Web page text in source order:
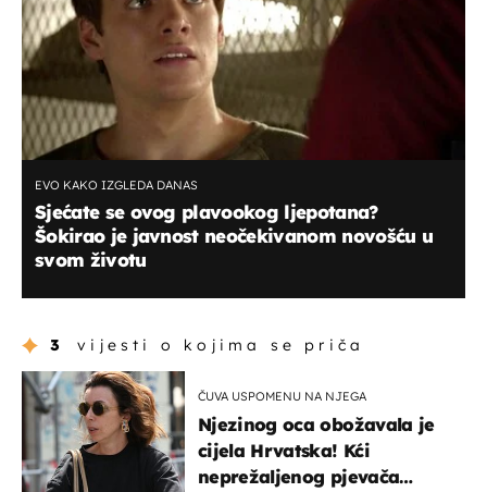
EVO KAKO IZGLEDA DANAS
Sjećate se ovog plavookog ljepotana?
Šokirao je javnost neočekivanom novošću u
svom životu
3 vijesti o kojima se priča
ČUVA USPOMENU NA NJEGA
Njezinog oca obožavala je
cijela Hrvatska! Kći
neprežaljenog pjevača